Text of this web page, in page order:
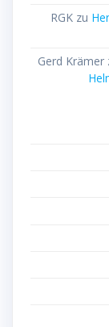
RGK zu
Gerd Krämer